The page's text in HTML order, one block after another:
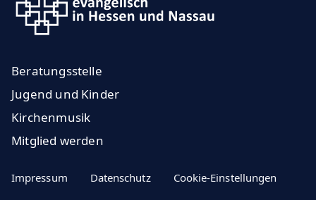
Beratungsstelle
Jugend und Kinder
Kirchenmusik
Mitglied werden
Impressum Datenschutz Cookie-Einstellungen